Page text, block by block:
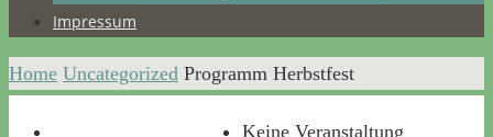
Impressum
Home Uncategorized Programm Herbstfest
Keine Veranstaltung